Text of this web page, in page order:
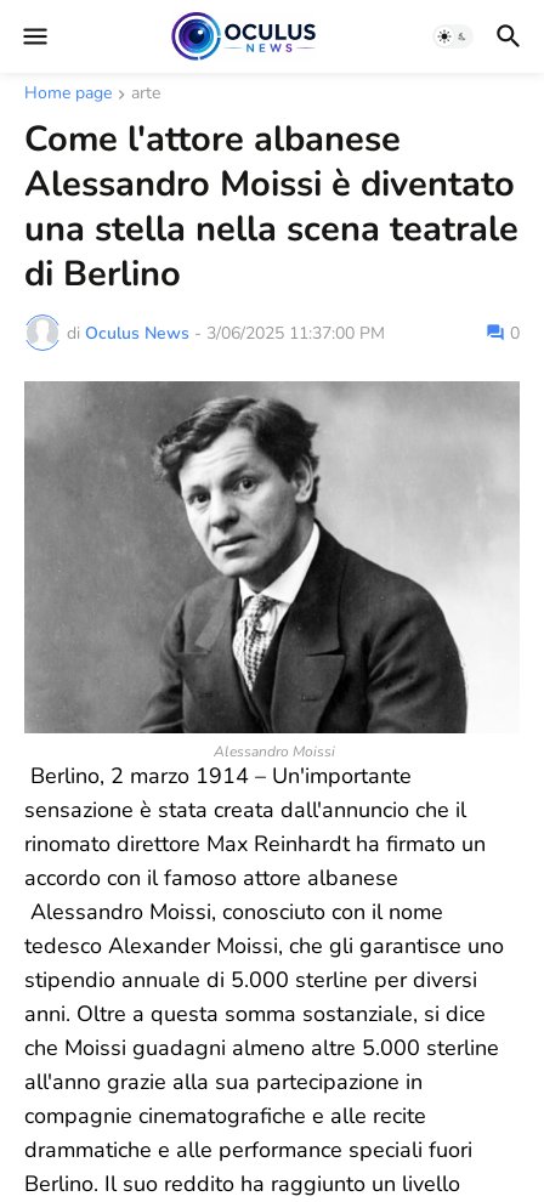
Home page arte
Come l'attore albanese
Alessandro Moissi è diventato
una stella nella scena teatrale
di Berlino
di Oculus News - 3/06/2025 11:37:00 PM 0
Alessandro Moissi
Berlino, 2 marzo 1914 – Un'importante
sensazione è stata creata dall'annuncio che il
rinomato direttore Max Reinhardt ha firmato un
accordo con il famoso attore albanese
Alessandro Moissi, conosciuto con il nome
tedesco Alexander Moissi, che gli garantisce uno
stipendio annuale di 5.000 sterline per diversi
anni. Oltre a questa somma sostanziale, si dice
che Moissi guadagni almeno altre 5.000 sterline
all'anno grazie alla sua partecipazione in
compagnie cinematografiche e alle recite
drammatiche e alle performance speciali fuori
Berlino. Il suo reddito ha raggiunto un livello